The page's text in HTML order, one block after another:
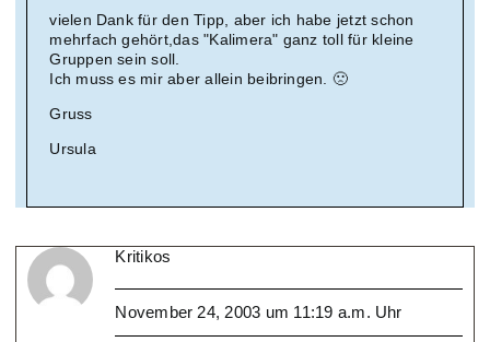
vielen Dank für den Tipp, aber ich habe jetzt schon
mehrfach gehört,das "Kalimera" ganz toll für kleine
Gruppen sein soll.
Ich muss es mir aber allein beibringen. 🙁
Gruss
Ursula
Kritikos
November 24, 2003 um 11:19 a.m. Uhr